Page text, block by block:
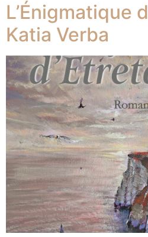
L’Énigmatique
Katia Verba